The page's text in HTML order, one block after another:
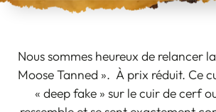
Nous sommes heureux de relancer
Moose Tanned ». À prix réduit. Ce
« deep fake » sur le cuir de cerf